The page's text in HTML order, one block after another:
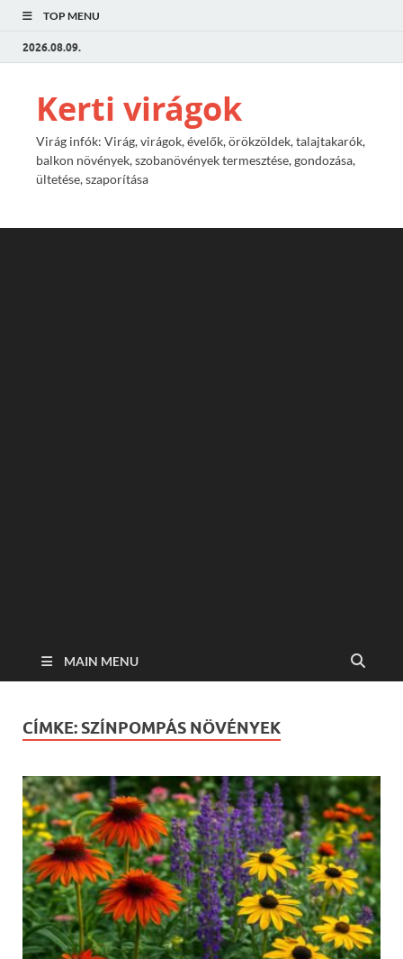
TOP MENU
2026.08.09.
Kerti virágok
Virág infók: Virág, virágok, évelők, örökzöldek, talajtakarók,
balkon növények, szobanövények termesztése, gondozása,
ültetése, szaporítása
MAIN MENU
CÍMKE: SZÍNPOMPÁS NÖVÉNYEK